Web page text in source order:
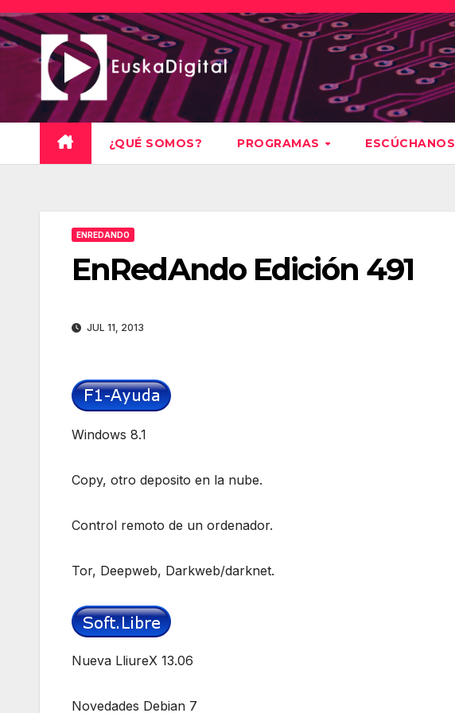
Saltar
al
contenido
¿QUÉ SOMOS? PROGRAMAS ESCÚCHANOS
ENREDANDO
EnRedAndo Edición 491
JUL 11, 2013
Windows 8.1
Copy, otro deposito en la nube.
Control remoto de un ordenador.
Tor, Deepweb, Darkweb/darknet.
Nueva LliureX 13.06
Novedades Debian 7